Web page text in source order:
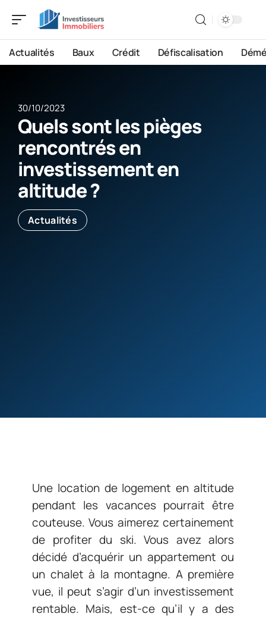
Actualités Baux Crédit Défiscalisation
30/10/2023
Quels sont les pièges
rencontrés en
investissement en
altitude ?
Actualités
Une location de logement en altitude
pendant les vacances pourrait être
couteuse. Vous aimerez certainement
de profiter du ski. Vous avez alors
décidé d’acquérir un appartement ou
un chalet à la montagne. A première
vue, il peut s’agir d’un investissement
rentable. Mais, est-ce qu’il y a des